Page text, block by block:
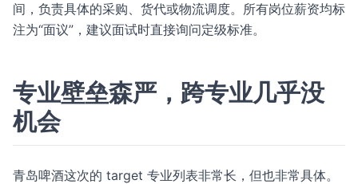
间，负责具体的采购、货代或物流调度。所有岗位薪资均标
注为“面议”，建议面试时直接询问定级标准。
专业壁垒森严，跨专业几乎没
机会
青岛啤酒这次的 target 专业列表非常长，但也非常具体。